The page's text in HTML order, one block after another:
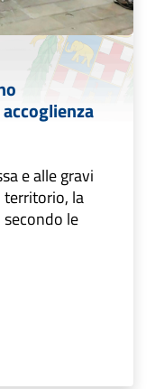
e alle gravi
territorio, la
le